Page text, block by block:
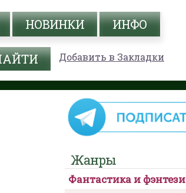
НОВИНКИ ИНФО
Добавить в Закладки
Жанры
Фантастика и фэнтези